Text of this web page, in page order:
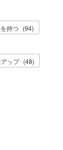
持つ (94)
ップ (48)